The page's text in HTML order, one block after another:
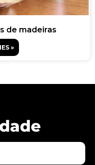
de madeiras
»